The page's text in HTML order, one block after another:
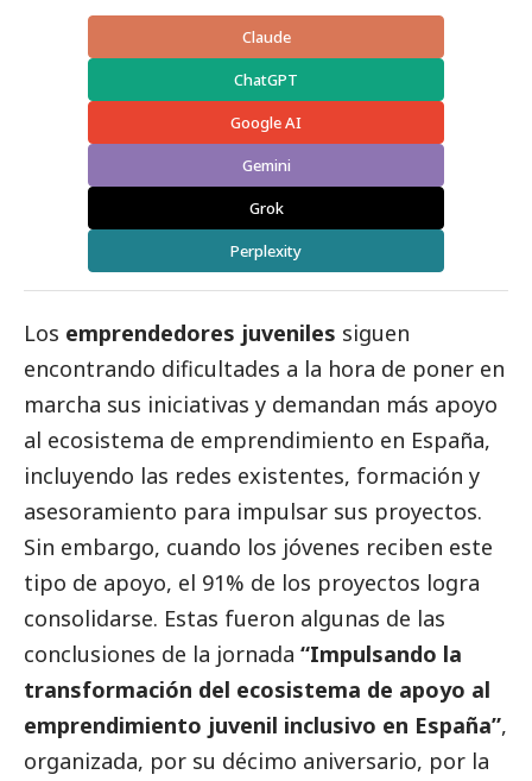
Claude
ChatGPT
Google AI
Gemini
Grok
Perplexity
Los emprendedores juveniles siguen
encontrando dificultades a la hora de poner en
marcha sus iniciativas y demandan más apoyo
al ecosistema de emprendimiento en España,
incluyendo las redes existentes, formación y
asesoramiento para impulsar sus proyectos.
Sin embargo, cuando los jóvenes reciben este
tipo de apoyo, el 91% de los proyectos logra
consolidarse. Estas fueron algunas de las
conclusiones de la jornada “Impulsando la
transformación del ecosistema de apoyo al
emprendimiento juvenil inclusivo en España”,
organizada, por su décimo aniversario, por la